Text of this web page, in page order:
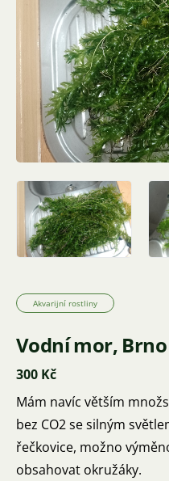
Akvarijní rostliny
Vodní mor, Brno
300 Kč
Mám navíc větším
bez CO2 se silným
řečkovice, možno
obsahovat okružáky.